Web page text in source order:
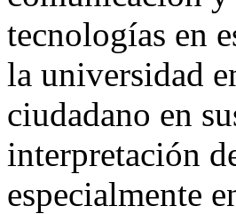
tecnologías en
la universidad
ciudadano en
interpretación
especialmente